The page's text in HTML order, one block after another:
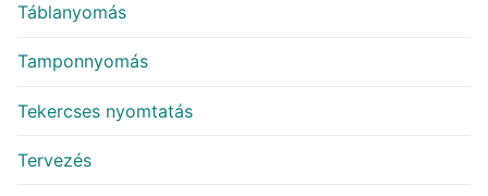
Táblanyomás
Tamponnyomás
Tekercses nyomtatás
Tervezés